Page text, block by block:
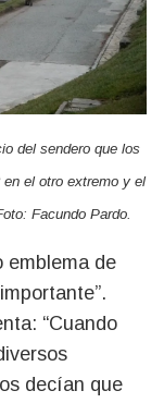
del sendero que los
el otro extremo y el
Facundo Pardo.
emblema de
“Cuando
decían que